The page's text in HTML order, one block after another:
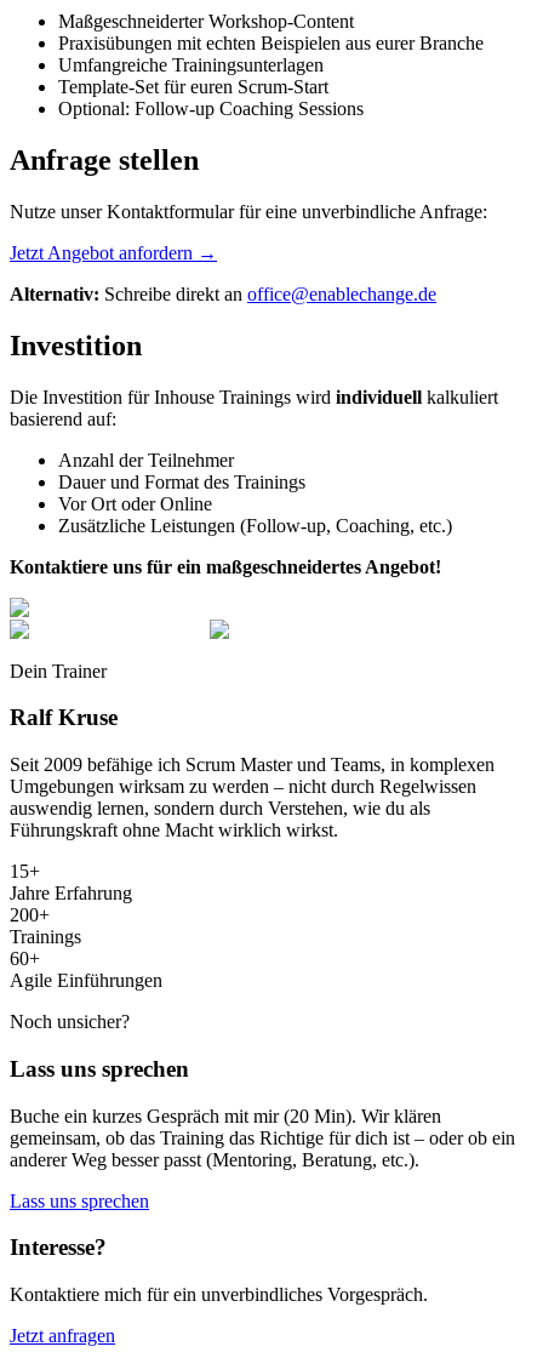
Maßgeschneiderter Workshop-Content
Praxisübungen mit echten Beispielen aus eurer Branche
Umfangreiche Trainingsunterlagen
Template-Set für euren Scrum-Start
Optional: Follow-up Coaching Sessions
Anfrage stellen
Nutze unser Kontaktformular für eine unverbindliche Anfrage:
Jetzt Angebot anfordern →
Alternativ: Schreibe direkt an office@enablechange.de
Investition
Die Investition für Inhouse Trainings wird individuell kalkuliert
basierend auf:
Anzahl der Teilnehmer
Dauer und Format des Trainings
Vor Ort oder Online
Zusätzliche Leistungen (Follow-up, Coaching, etc.)
Kontaktiere uns für ein maßgeschneidertes Angebot!
Dein Trainer
Ralf Kruse
Seit 2009 befähige ich Scrum Master und Teams, in komplexen
Umgebungen wirksam zu werden – nicht durch Regelwissen
auswendig lernen, sondern durch Verstehen, wie du als
Führungskraft ohne Macht wirklich wirkst.
15+
Jahre Erfahrung
200+
Trainings
60+
Agile Einführungen
Noch unsicher?
Lass uns sprechen
Buche ein kurzes Gespräch mit mir (20 Min). Wir klären
gemeinsam, ob das Training das Richtige für dich ist – oder ob ein
anderer Weg besser passt (Mentoring, Beratung, etc.).
Lass uns sprechen
Interesse?
Kontaktiere mich für ein unverbindliches Vorgespräch.
Jetzt anfragen